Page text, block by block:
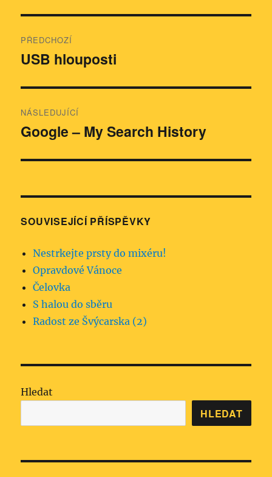
pro
PŘEDCHOZÍ
Předchozí
USB hlouposti
NÁSLEDUJÍCÍ
Následující
Google – My Search History
SOUVISEJÍCÍ PŘÍSPĚVKY
Nestrkejte prsty do mixéru!
Opravdové Vánoce
Čelovka
S halou do sběru
Radost ze Švýcarska (2)
Hledat
HLEDAT